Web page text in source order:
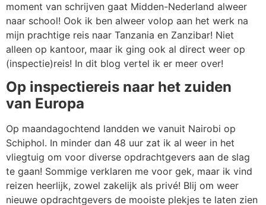
moment van schrijven gaat Midden-Nederland alweer
naar school! Ook ik ben alweer volop aan het werk na
mijn prachtige reis naar Tanzania en Zanzibar! Niet
alleen op kantoor, maar ik ging ook al direct weer op
(inspectie)reis! In dit blog vertel ik er meer over!
Op inspectiereis naar het zuiden
van Europa
Op maandagochtend landden we vanuit Nairobi op
Schiphol. In minder dan 48 uur zat ik al weer in het
vliegtuig om voor diverse opdrachtgevers aan de slag
te gaan! Sommige verklaren me voor gek, maar ik vind
reizen heerlijk, zowel zakelijk als privé! Blij om weer
nieuwe opdrachtgevers de mooiste plekjes te laten zien